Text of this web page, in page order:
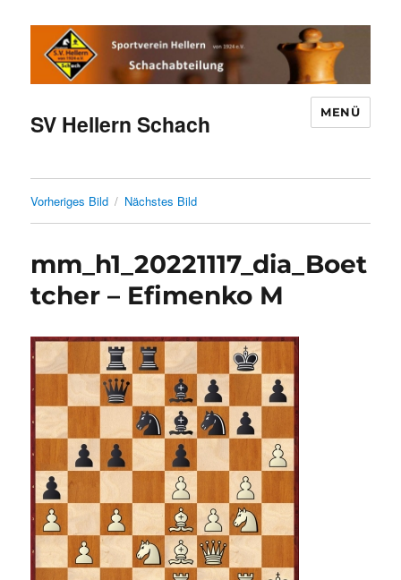
SV Hellern Schach MENÜ
Vorheriges Bild Nächstes Bild
mm_h1_20221117_dia_Boet
tcher – Efimenko M